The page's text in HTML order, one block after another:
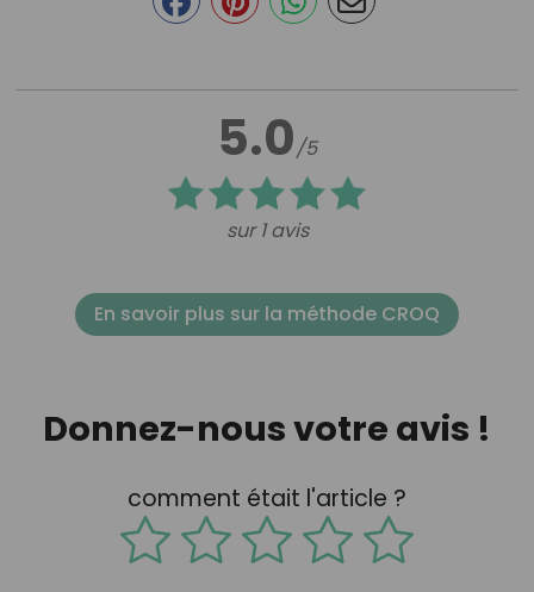
5.0/5
sur 1 avis
En savoir plus sur la méthode CROQ
Donnez-nous votre avis !
comment était l'article ?